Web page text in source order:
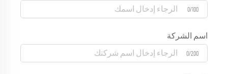
0/100
اسم الشركة
0/200